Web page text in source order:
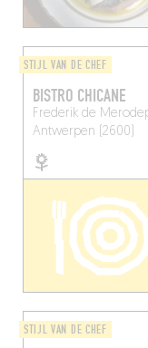
STIJL VAN DE CHEF
BISTRO CHICANE
Frederik de
Antwerpen (2600)
STIJL VAN DE CHEF